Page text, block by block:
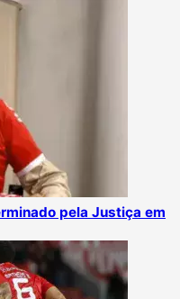
pela Justiça em